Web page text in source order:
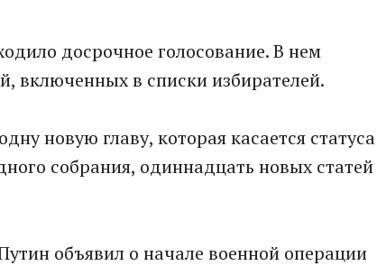
досрочное голосование. В нем
включенных в списки избирателей.
новую главу, которая касается статуса
собрания, одиннадцать новых статей
объявил о начале военной операции